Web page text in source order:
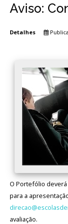
Aviso:
Detalhes
O Portefólio
para a
avaliação.